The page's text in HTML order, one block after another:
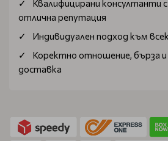
Квалифицирани консултанти
отлична репутация
Индивидуален подход към
Коректно отношение, бърза
доставка